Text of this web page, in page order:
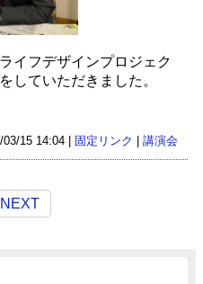
イフデザインプロジェク
していただきました。
03/15 14:04 | 固定リンク 講演会
NEXT